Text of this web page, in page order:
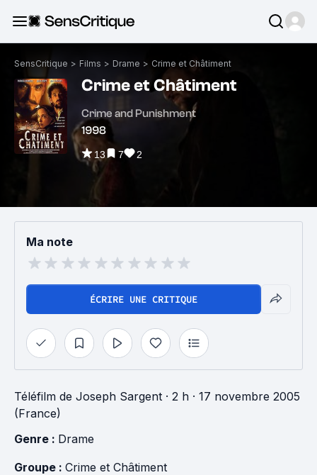
SensCritique > Films > Drame > Crime et Châtiment
Crime et Châtiment
Crime and Punishment
1998
13 7 2
Ma note
ÉCRIRE UNE CRITIQUE
Téléfilm de Joseph Sargent · 2 h · 17 novembre 2005
(France)
Genre : Drame
Groupe : Crime et Châtiment